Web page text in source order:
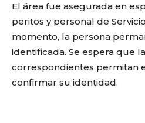
El área fue asegurada en
peritos y personal de
momento, la persona
identificada. Se espera que
correspondientes permitan
confirmar su identidad.